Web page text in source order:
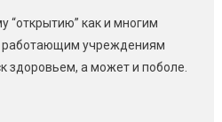
“открытию” как и многим
работающим учреждениям
здоровьем, а может и поболе.